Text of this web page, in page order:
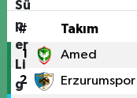
# Takım
1 Amed
2 Erzurumspor